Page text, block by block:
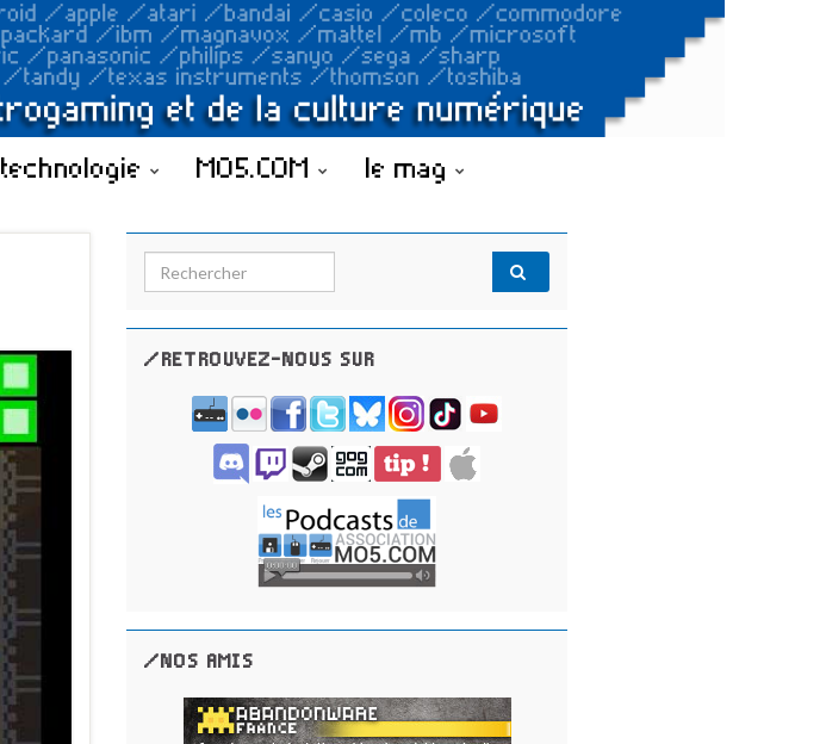
technologie MO5.COM le mag
Search for:
/RETROUVEZ-NOUS SUR
/NOS AMIS